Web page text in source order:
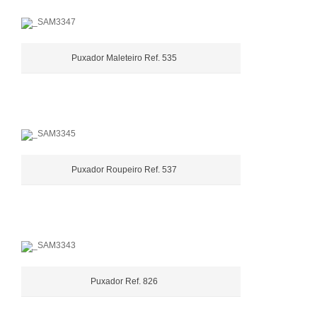
Puxador Maleteiro Ref. 535
Puxador Roupeiro Ref. 537
Puxador Ref. 826